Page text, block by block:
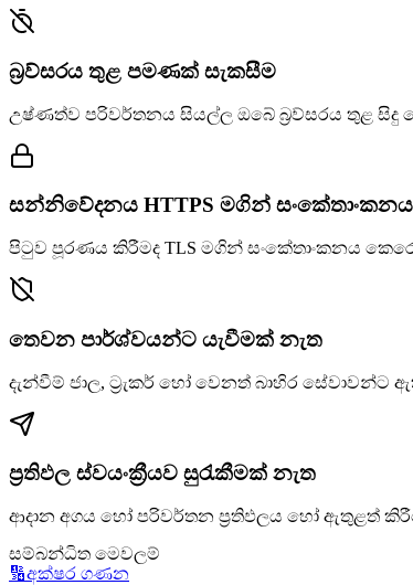
බ්‍රව්සරය තුළ පමණක් සැකසීම
උෂ්ණත්ව පරිවර්තනය සියල්ල ඔබේ බ්‍රව්සරය තුළ සිදු
සන්නිවේදනය HTTPS මගින්
පිටුව පූරණය කිරීමද TLS මගින් සංකේතාංකනය
තෙවන පාර්ශ්වයන්ට යැවීමක් නැත
දැන්වීම් ජාල, ට්‍රැකර් හෝ වෙනත් බාහිර
ප්‍රතිඵල ස්වයංක්‍රීයව සුරැකීමක් නැත
ආදාන අගය හෝ පරිවර්තන ප්‍රතිඵලය හෝ ඇතුළත්
සම්බන්ධිත මෙවලම්
🔢අක්ෂර ගණන